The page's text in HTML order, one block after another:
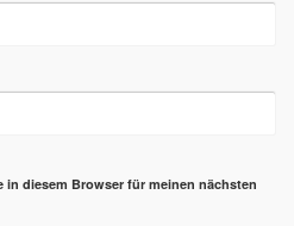
in diesem Browser für meinen nächsten